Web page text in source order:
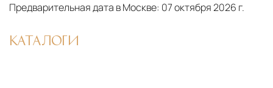
Подъём на этажи— доставка мебели и
дверных блоков в квартиры и офисы с
использованием лифтов или монтажных
Предварительная дата в Москве: 07 октября 2026 г.
КАТАЛОГИ